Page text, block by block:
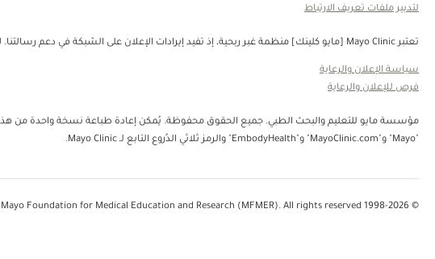
لتدبير ملفات تعريف الارتباط
تعتبر Mayo Clinic [مايو كلينك] منظمة غبر ربحية، إذ تفيد إيرادات الإعلان على الشبكة في دعم رسالتنا. لا تُصادق Mayo Clinic [مايو كلينك] على منتجات الجهة الثالثة أو الخدمات التي يتم الإعلان عنها. Mayo Clinic [مايو كلينك] منظمة غير ربحية. قم بالتبرع.
سياسة الإعلان والرعاية
فرص للإعلان والرعاية
"Mayo" و"MayoClinic.com" و"EmbodyHealth" والرمز ثلاثي الدُروع التابع لـ Mayo Clinic.
© 1998-2026 Mayo Foundation for Medical Education and Research (MFMER). All rights reserved.